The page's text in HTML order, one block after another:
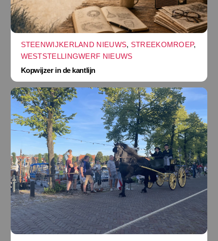
STEENWIJKERLAND NIEUWS, STREEKOMROEP,
WESTSTELLINGWERF NIEUWS
Kopwijzer in de kantlijn